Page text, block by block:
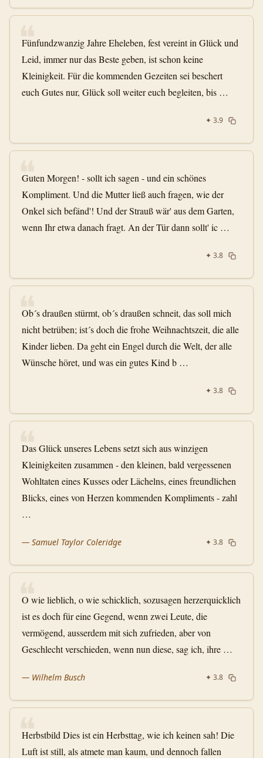
❝
Fünfundzwanzig Jahre Eheleben, fest vereint in Glück und
Leid, immer nur das Beste geben, ist schon keine
Kleinigkeit. Für die kommenden Gezeiten sei beschert
euch Gutes nur, Glück soll weiter euch begleiten, bis …
✦ 3.9
❝
Guten Morgen! - sollt ich sagen - und ein schönes
Kompliment. Und die Mutter ließ auch fragen, wie der
Onkel sich befänd'! Und der Strauß wär' aus dem Garten,
wenn Ihr etwa danach fragt. An der Tür dann sollt' ic …
✦ 3.8
❝
Ob´s draußen stürmt, ob´s draußen schneit, das soll mich
nicht betrüben; ist´s doch die frohe Weihnachtszeit, die alle
Kinder lieben. Da geht ein Engel durch die Welt, der alle
Wünsche höret, und was ein gutes Kind b …
✦ 3.8
❝
Das Glück unseres Lebens setzt sich aus winzigen
Kleinigkeiten zusammen - den kleinen, bald vergessenen
Wohltaten eines Kusses oder Lächelns, eines freundlichen
Blicks, eines von Herzen kommenden Kompliments - zahl
…
— Samuel Taylor Coleridge ✦ 3.8
❝
O wie lieblich, o wie schicklich, sozusagen herzerquicklich
ist es doch für eine Gegend, wenn zwei Leute, die
vermögend, ausserdem mit sich zufrieden, aber von
Geschlecht verschieden, wenn nun diese, sag ich, ihre …
— Wilhelm Busch ✦ 3.8
❝
Herbstbild Dies ist ein Herbsttag, wie ich keinen sah! Die
Luft ist still, als atmete man kaum, und dennoch fallen